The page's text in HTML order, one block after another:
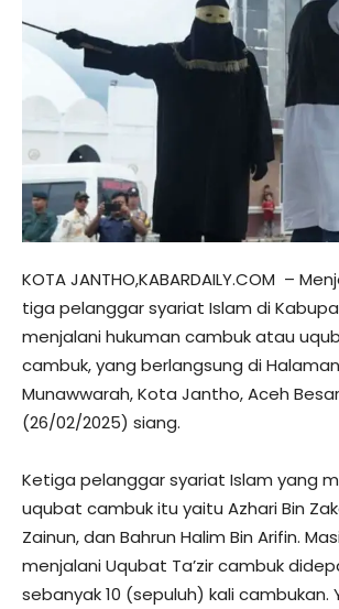
KOTA JANTHO,KABARDAILY.COM –
tiga pelanggar syariat Islam di
menjalani hukuman cambuk atau
cambuk, yang berlangsung di
Munawwarah, Kota Jantho, Aceh
(26/02/2025) siang.
Ketiga pelanggar syariat Islam yang
uqubat cambuk itu yaitu Azhari Bin
Zainun, dan Bahrun Halim Bin Arifin.
menjalani Uqubat Ta’zir cambuk
sebanyak 10 (sepuluh) kali cambukan.